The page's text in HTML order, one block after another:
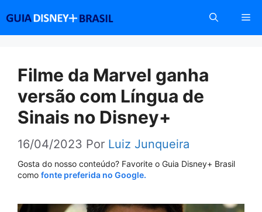
conteúdo
Filme da Marvel ganha
versão com Língua de
Sinais no Disney+
16/04/2023 Por Luiz Junqueira
Gosta do nosso conteúdo? Favorite o Guia Disney+ Brasil
como fonte preferida no Google.